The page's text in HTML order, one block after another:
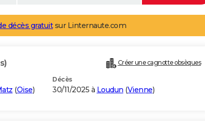
décès gratuitsur Linternaute.com
Créer une cagnotte obsèques
(Oise)
Décès
30/11/2025 à Loudun (Vienne)